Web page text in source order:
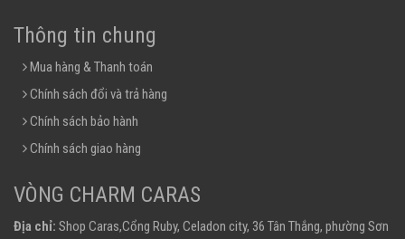
Thông tin chung
Mua hàng & Thanh toán
Chính sách đổi và trả hàng
Chính sách bảo hành
Chính sách giao hàng
VÒNG CHARM CARAS
Địa chỉ: Shop Caras,Cổng Ruby, Celadon city, 36 Tân Thắng, phường Sơn